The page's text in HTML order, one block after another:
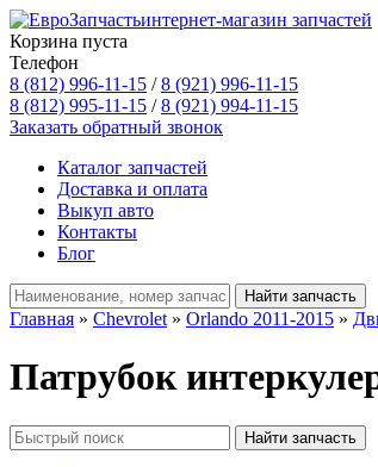
интернет-магазин запчастей
Корзина пуста
Телефон
8 (812) 996-11-15 /8 (921) 996-11-15
8 (812) 995-11-15 /8 (921) 994-11-15
Заказать обратный звонок
Каталог запчастей
Доставка и оплата
Выкуп авто
Контакты
Блог
Главная » Chevrolet » Orlando 2011-2015 »
Патрубок